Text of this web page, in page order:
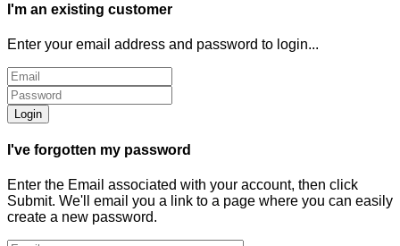
I'm an existing customer
Enter your email address and password to login...
Login
I've forgotten my password
Enter the Email associated with your account, then click
Submit. We'll email you a link to a page where you can easily
create a new password.